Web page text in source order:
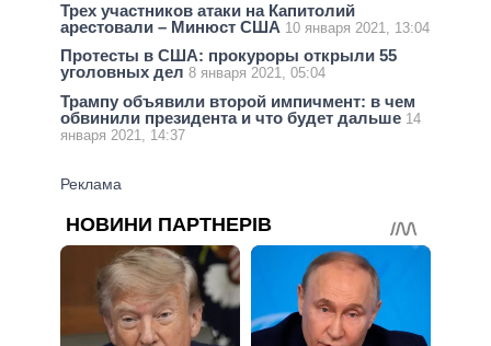
Трех участников атаки на Капитолий
арестовали – Минюст США 10 января 2021, 13:04
Протесты в США: прокуроры открыли 55
уголовных дел 8 января 2021, 05:04
Трампу объявили второй импичмент: в чем
обвинили президента и что будет дальше 14
января 2021, 14:37